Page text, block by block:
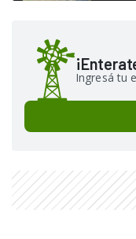
Ingresá tu